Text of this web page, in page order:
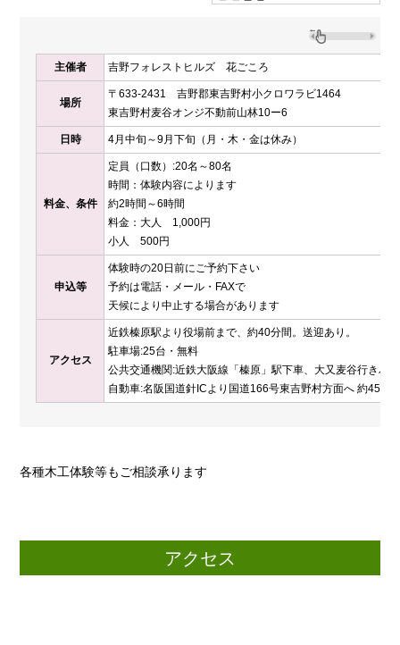
主催者 吉野フォレストヒルズ 花ごころ
場所
〒633-2431 吉野郡東吉野村小クロワラビ1464
東吉野村麦谷オンジ不動前山林10ー6
日時 4月中旬～9月下旬（月・木・金は休み）
料金、条件
定員（口数）:20名～80名
時間：体験内容によります
約2時間～6時間
料金：大人 1,000円
小人 500円
申込等
体験時の20日前にご予約下さい
予約は電話・メール・FAXで
天候により中止する場合があります
アクセス
近鉄榛原駅より役場前まで、約40分間。送迎あり。
駐車場:25台・無料
公共交通機関:近鉄大阪線「榛原」駅下車、大又麦谷行きバ
自動車:名阪国道針ICより国道166号東吉野村方面へ 約45分
各種木工体験等もご相談承ります
アクセス